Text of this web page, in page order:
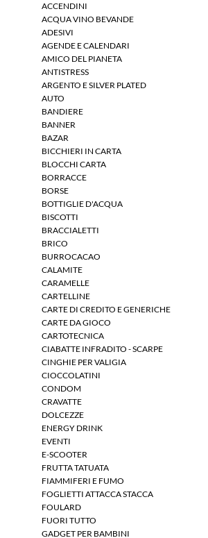
ACCENDINI
ACQUA VINO BEVANDE
ADESIVI
AGENDE E CALENDARI
AMICO DEL PIANETA
ANTISTRESS
ARGENTO E SILVER PLATED
AUTO
BANDIERE
BANNER
BAZAR
BICCHIERI IN CARTA
BLOCCHI CARTA
BORRACCE
BORSE
BOTTIGLIE D'ACQUA
BISCOTTI
BRACCIALETTI
BRICO
BURROCACAO
CALAMITE
CARAMELLE
CARTELLINE
CARTE DI CREDITO E GENERICHE
CARTE DA GIOCO
CARTOTECNICA
CIABATTE INFRADITO - SCARPE
CINGHIE PER VALIGIA
CIOCCOLATINI
CONDOM
CRAVATTE
DOLCEZZE
ENERGY DRINK
EVENTI
E-SCOOTER
FRUTTA TATUATA
FIAMMIFERI E FUMO
FOGLIETTI ATTACCA STACCA
FOULARD
FUORI TUTTO
GADGET PER BAMBINI